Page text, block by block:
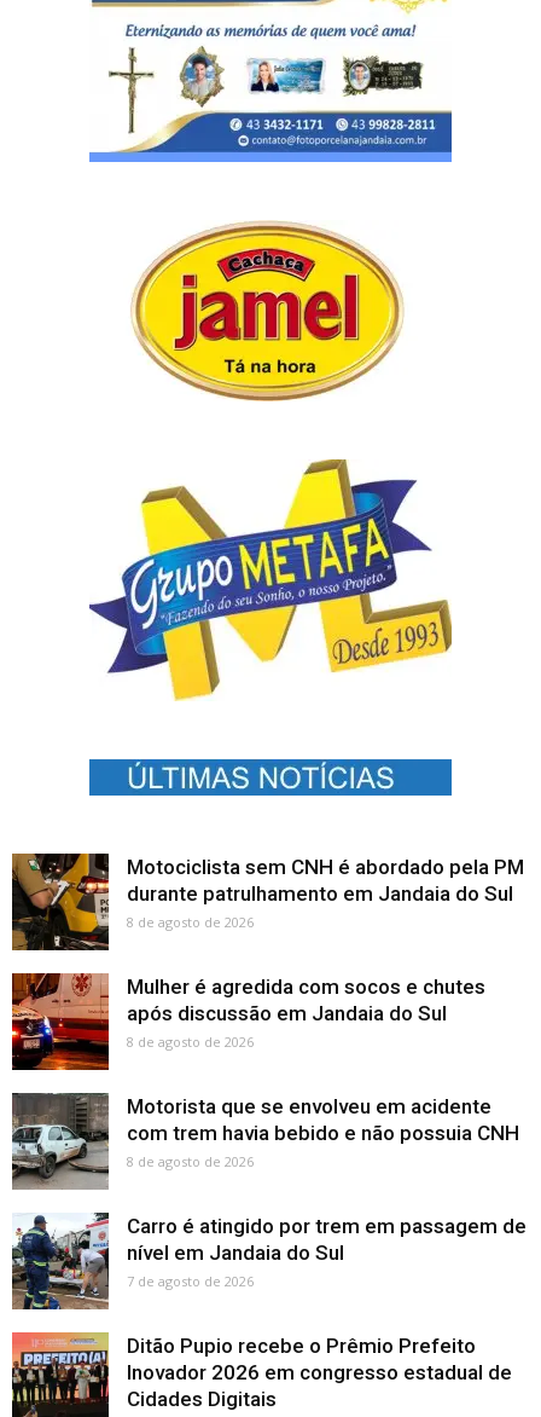
Motociclista sem CNH é abordado pela PM
durante patrulhamento em Jandaia do Sul
8 de agosto de 2026
Mulher é agredida com socos e chutes
após discussão em Jandaia do Sul
8 de agosto de 2026
Motorista que se envolveu em acidente
com trem havia bebido e não possuia CNH
8 de agosto de 2026
Carro é atingido por trem em passagem de
nível em Jandaia do Sul
7 de agosto de 2026
Ditão Pupio recebe o Prêmio Prefeito
Inovador 2026 em congresso estadual de
Cidades Digitais